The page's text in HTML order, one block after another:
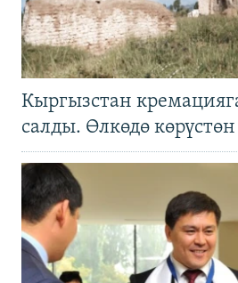
Кыргызстан
салды. Өлкөдө